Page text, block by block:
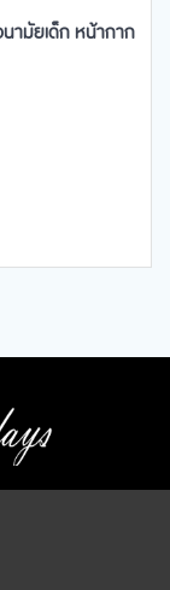
ามัยเด็ก หน้ากาก